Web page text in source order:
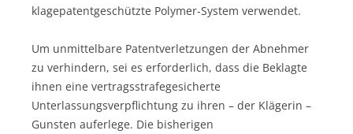
klagepatentgeschützte Polymer-System verwendet.
Um unmittelbare Patentverletzungen der Abnehmer
zu verhindern, sei es erforderlich, dass die Beklagte
ihnen eine vertragsstrafegesicherte
Unterlassungsverpflichtung zu ihren – der Klägerin –
Gunsten auferlege. Die bisherigen